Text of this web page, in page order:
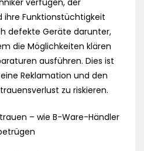
verfügen, der
Funktionstüchtigkeit
defekte Geräte darunter,
die Möglichkeiten klären
ausführen. Dies ist
Reklamation und den
zu riskieren.
– wie B-Ware-Händler